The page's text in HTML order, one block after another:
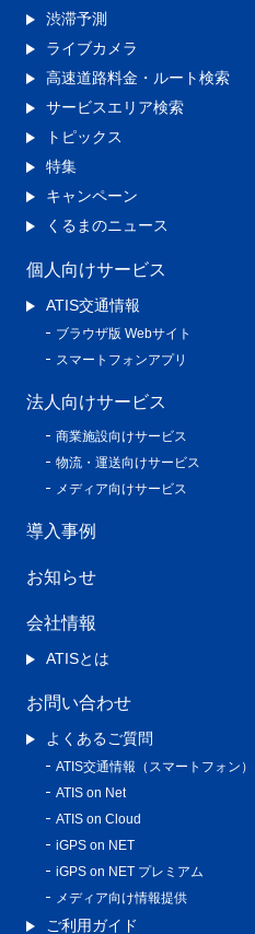
渋滞予測
ライブカメラ
高速道路料金・ルート検索
サービスエリア検索
トピックス
特集
キャンペーン
くるまのニュース
個人向けサービス
ATIS交通情報
ブラウザ版 Webサイト
スマートフォンアプリ
法人向けサービス
商業施設向けサービス
物流・運送向けサービス
メディア向けサービス
導入事例
お知らせ
会社情報
ATISとは
お問い合わせ
よくあるご質問
ATIS交通情報（スマートフォン）
ATIS on Net
ATIS on Cloud
iGPS on NET
iGPS on NET プレミアム
メディア向け情報提供
ご利用ガイド